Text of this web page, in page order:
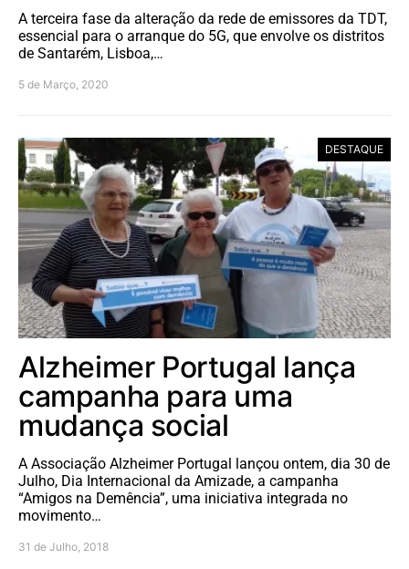
A terceira fase da alteração da rede de emissores da TDT,
essencial para o arranque do 5G, que envolve os distritos
de Santarém, Lisboa,…
5 de Março, 2020
DESTAQUE
Alzheimer Portugal lança
campanha para uma
mudança social
A Associação Alzheimer Portugal lançou ontem, dia 30 de
Julho, Dia Internacional da Amizade, a campanha
“Amigos na Demência”, uma iniciativa integrada no
movimento…
31 de Julho, 2018